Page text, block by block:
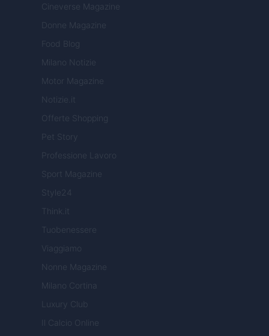
Cineverse Magazine
Donne Magazine
Food Blog
Milano Notizie
Motor Magazine
Notizie.it
Offerte Shopping
Pet Story
Professione Lavoro
Sport Magazine
Style24
Think.it
Tuobenessere
Viaggiamo
Nonne Magazine
Milano Cortina
Luxury Club
Il Calcio Online